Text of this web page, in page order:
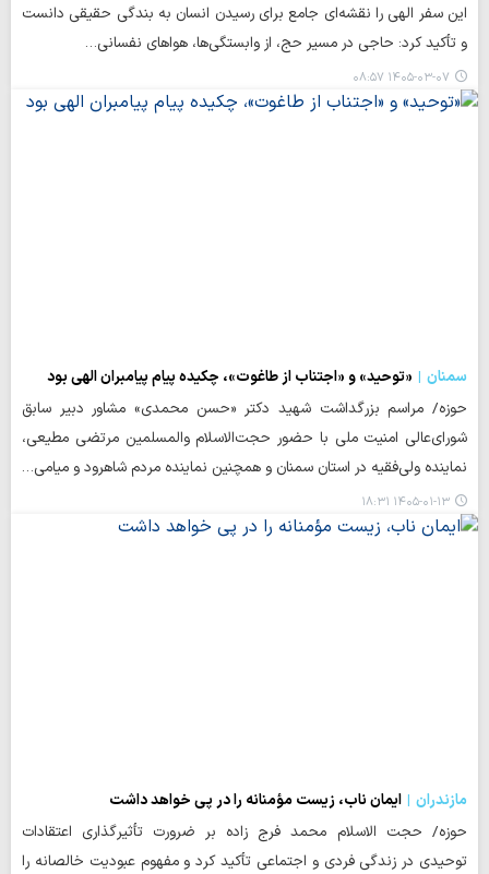
این سفر الهی را نقشه‌ای جامع برای رسیدن انسان به بندگی حقیقی دانست
و تأکید کرد: حاجی در مسیر حج، از وابستگی‌ها، هواهای نفسانی…
۱۴۰۵-۰۳-۰۷ ۰۸:۵۷
سمنان
«توحید» و «اجتناب از طاغوت»، چکیده پیام پیامبران الهی بود
حوزه/ مراسم بزرگداشت شهید دکتر «حسن محمدی» مشاور دبیر سابق
شورای‌عالی امنیت ملی با حضور حجت‌الاسلام والمسلمین مرتضی مطیعی،
نماینده ولی‌فقیه در استان سمنان و همچنین نماینده مردم شاهرود و میامی…
۱۴۰۵-۰۱-۱۳ ۱۸:۳۱
مازندران
ایمان ناب، زیست مؤمنانه را در پی خواهد داشت
حوزه/ حجت الاسلام محمد فرج زاده بر ضرورت تأثیرگذاری اعتقادات
توحیدی در زندگی فردی و اجتماعی تأکید کرد و مفهوم عبودیت خالصانه را